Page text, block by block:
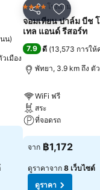
การโปรด
น)
เมือง
แชร์ เพิ่มในรา
4 ดาว โรงแรม
จอมเทียน ปาล์ม บีช
เทล แอนด์ รีสอร์ท
7.9 ดี (13,573 การให้
พัทยา, 3.9 km ถึง ตั
WiFi ฟรี
สระ
ที่จอดรถ
ดูราคา
จาก ฿1,172
ดูราคาจาก 8 เว็บไซต์
ดูราคา